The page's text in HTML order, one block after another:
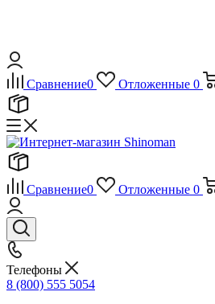
Сравнение0 Отложенные 0
Сравнение0 Отложенные 0
Телефоны
8 (800) 555 5054